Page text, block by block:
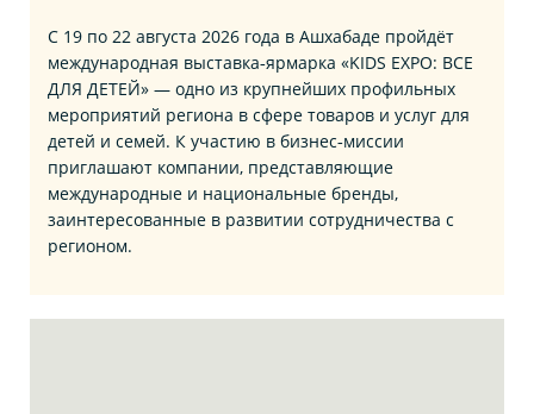
С 19 по 22 августа 2026 года в Ашхабаде пройдёт
международная выставка‑ярмарка «KIDS EXPO: ВСЕ
ДЛЯ ДЕТЕЙ» — одно из крупнейших профильных
мероприятий региона в сфере товаров и услуг для
детей и семей. К участию в бизнес‑миссии
приглашают компании, представляющие
международные и национальные бренды,
заинтересованные в развитии сотрудничества с
регионом.